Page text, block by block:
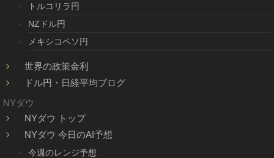
トルコリラ円
NZドル円
メキシコペソ円
世界の政策金利
ドル円・日経平均ブログ
NYダウ
NYダウ トップ
NYダウ 今日のAI予想
今週のレンジ予想